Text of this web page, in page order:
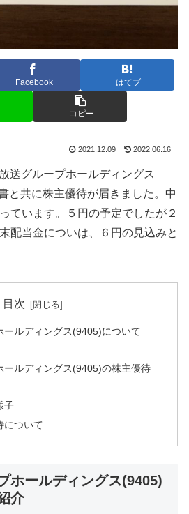
Facebook はてブ
コピー
2021.12.09 2022.06.16
送グループホールディングス
と共に株主優待が届きました。中
ています。５円の予定でしたが２
配当金についは、６円の見込みと
目次
ールディングス(9405)について
ールディングス(9405)の株主優待
子
について
ホールディングス(9405)
介